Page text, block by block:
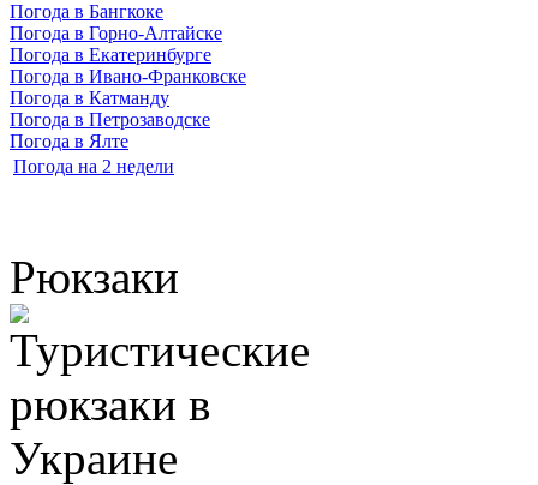
Погода в Бангкоке
Погода в Горно-Алтайске
Погода в Екатеринбурге
Погода в Ивано-Франковске
Погода в Катманду
Погода в Петрозаводске
Погода в Ялте
Погода на 2 недели
Рюкзаки